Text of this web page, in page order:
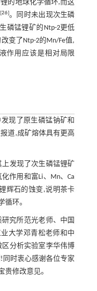
的地球化学循环,而这
[26]。同时未出现次生磷
磷锰锂矿的Ntp-2更低
变了Ntp-2的Mn/Fe值,
作用应该是相对局限
现了原生磷锰钠矿和
道,成矿熔体具有更高
发现了次生磷锰锂矿
作用和富Li、Mn、Ca
辉石的蚀变,说明茶卡
循环。
究所范光老师、中国
大学邓青松老师和中
分析实验室李华伟博
时衷心感谢各位专家
贵修改意见。